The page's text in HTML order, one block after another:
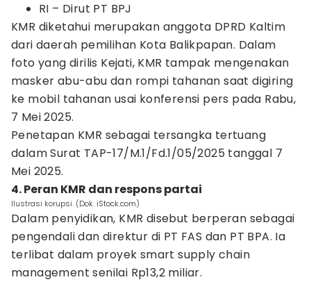
RI – Dirut PT BPJ
KMR diketahui merupakan anggota DPRD Kaltim
dari daerah pemilihan Kota Balikpapan. Dalam
foto yang dirilis Kejati, KMR tampak mengenakan
masker abu-abu dan rompi tahanan saat digiring
ke mobil tahanan usai konferensi pers pada Rabu,
7 Mei 2025.
Penetapan KMR sebagai tersangka tertuang
dalam Surat TAP-17/M.1/Fd.1/05/2025 tanggal 7
Mei 2025.
4. Peran KMR dan respons partai
Ilustrasi korupsi. (Dok. iStock.com)
Dalam penyidikan, KMR disebut berperan sebagai
pengendali dan direktur di PT FAS dan PT BPA. Ia
terlibat dalam proyek smart supply chain
management senilai Rp13,2 miliar.